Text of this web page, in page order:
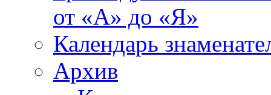
от «А» до «Я»
Календарь
Архив